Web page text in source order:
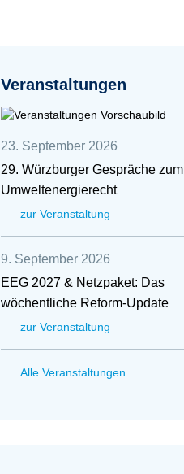
Veranstaltungen
23. September 2026
29. Würzburger Gespräche zum
Umweltenergierecht
zur Veranstaltung
9. September 2026
EEG 2027 & Netzpaket: Das
wöchentliche Reform-Update
zur Veranstaltung
Alle Veranstaltungen